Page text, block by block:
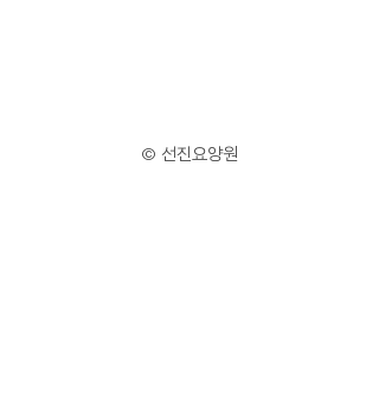
© 선진요양원